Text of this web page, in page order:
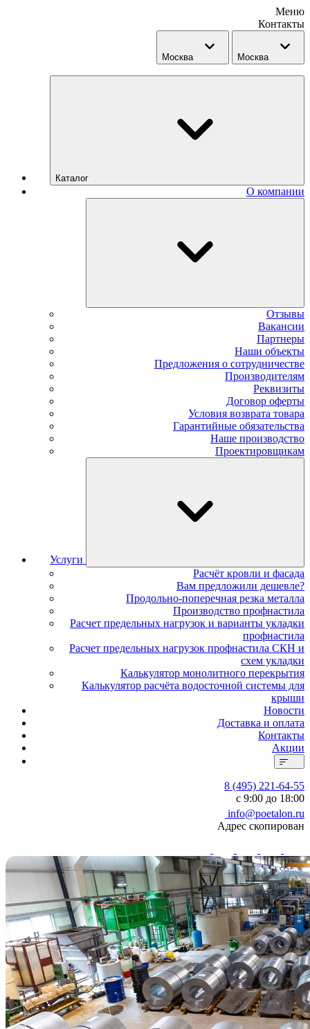
Меню
Контакты
Москва Москва
Каталог
О компании
Отзывы
Вакансии
Партнеры
Наши объекты
Предложения о сотрудничестве
Производителям
Реквизиты
Договор оферты
Условия возврата товара
Гарантийные обязательства
Наше производство
Проектировщикам
Услуги
Расчёт кровли и фасада
Вам предложили дешевле?
Продольно-поперечная резка металла
Производство профнастила
Расчет предельных нагрузок и варианты укладки
профнастила
Расчет предельных нагрузок профнастила СКН и
схем укладки
Калькулятор монолитного перекрытия
Калькулятор расчёта водосточной системы для
крыши
Новости
Доставка и оплата
Контакты
Акции
8 (495) 221-64-55
с 9:00 до 18:00
info@poetalon.ru
Адрес скопирован